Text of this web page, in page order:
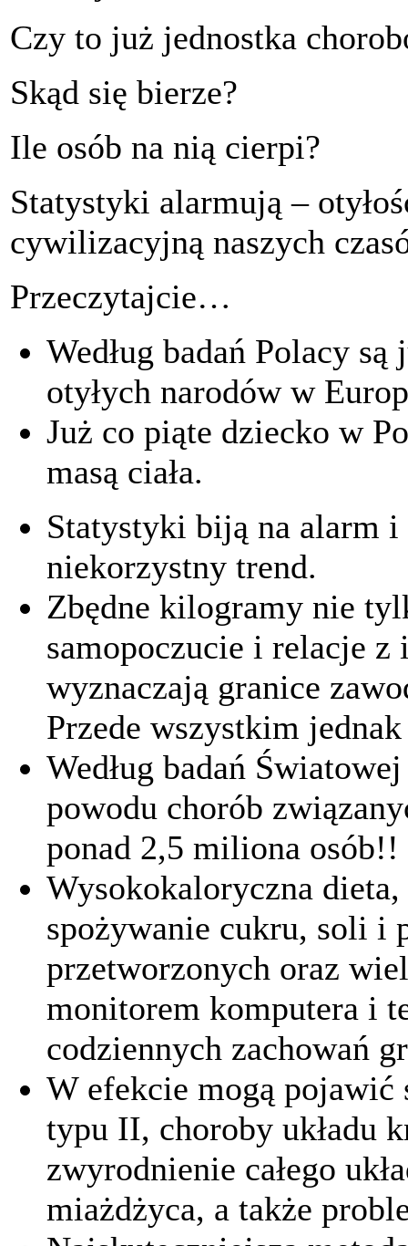
Czy to już jednostka
Skąd się bierze?
Ile osób na nią cierpi?
Statystyki alarmują –
cywilizacyjną naszych
Przeczytajcie…
Według badań Polacy
otyłych narodów w
Już co piąte dziecko w
masą ciała.
Statystyki biją na alarm i
niekorzystny trend.
Zbędne kilogramy nie
samopoczucie i relacje
wyznaczają granice
Przede wszystkim
Według badań
powodu chorób
ponad 2,5 miliona osób!!
Wysokokaloryczna
spożywanie cukru, soli i
przetworzonych oraz
monitorem komputera i
codziennych zachowań
W efekcie mogą
typu II, choroby układu
zwyrodnienie całego
miażdżyca, a także